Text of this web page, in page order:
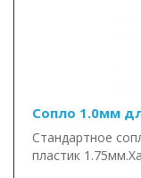
Сопло 1.0мм
Стандартное
пластик